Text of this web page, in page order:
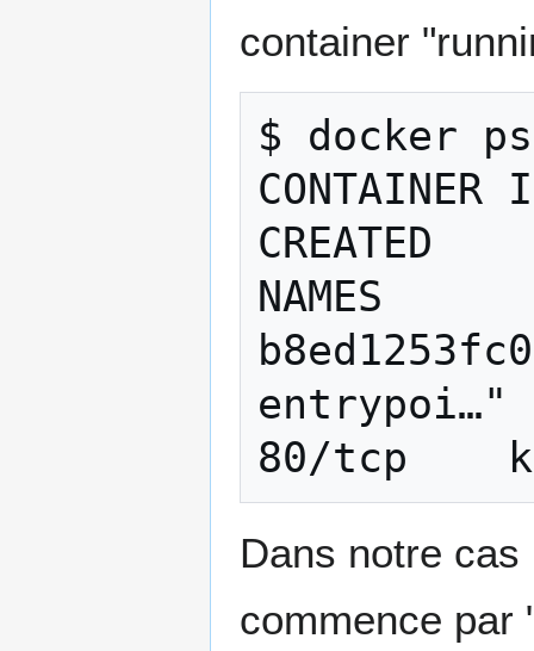
container
$ docker ps
CREATED
NAMES
entrypoi…"
Dans notre
commence par